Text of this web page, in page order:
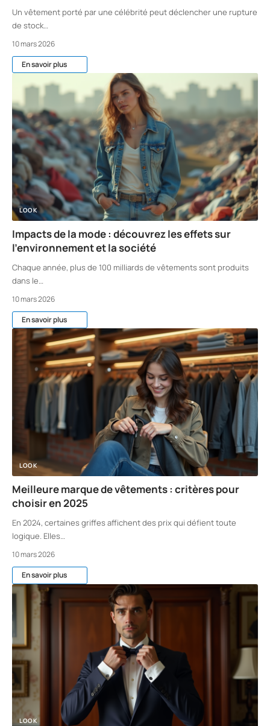
Un vêtement porté par une célébrité peut déclencher une rupture
de stock…
10 mars 2026
En savoir plus
LOOK
Impacts de la mode : découvrez les effets sur
l’environnement et la société
Chaque année, plus de 100 milliards de vêtements sont produits
dans le…
10 mars 2026
En savoir plus
LOOK
Meilleure marque de vêtements : critères pour
choisir en 2025
En 2024, certaines griffes affichent des prix qui défient toute
logique. Elles…
10 mars 2026
En savoir plus
LOOK